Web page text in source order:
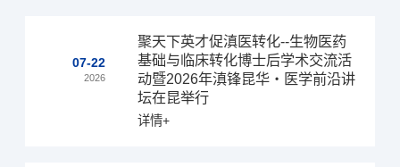
07-22
2026
聚天下英才促滇医转化--生物医药
基础与临床转化博士后学术交流活
动暨2026年滇锋昆华・医学前沿讲
坛在昆举行
详情+